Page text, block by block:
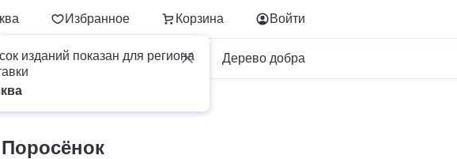
Избранное Корзина
изданий показан для региона
Войти
Для бизнеса Дерево добра